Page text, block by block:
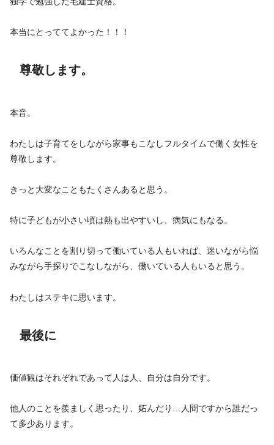
本当にとっててよかった！！！
尊敬します。
本音。
わたしは子育てをしながら家事もこなしフルタイムで働く女性を
尊敬します。
きっと大変なこともたくさんあると思う。
特に子どもが小さい頃は熱も出やすいし、病気にもなる。
いろんなことを割り切って働いている人もいれば、迷いながら悩
みながら手探りでこなしながら、働いている人もいると思う。
わたしはステキに思います。
最後に
価値観はそれぞれであって人は人、自分は自分です。
他人のことを羨ましく思ったり、妬んだり…人間ですから誰だっ
て多少あります。